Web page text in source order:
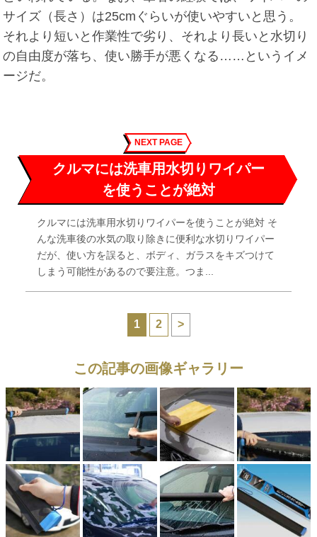
サイズ（長さ）は25cmぐらいが使いやすいと思う。
それより短いと作業性で劣り、それより長いと水切り
の自由度が落ち、使い勝手が悪くなる……というイメ
ージだ。
NEXT PAGE
クルマには洗車用水切りワイパー
を使うことが絶対
クルマには洗車用水切りワイパーを使うことが絶対 そ
んな洗車後の水気の取り除きに便利な水切りワイパー
だが、使い方を誤ると、ボディ、ガラスをキズつけて
しまう可能性があるので要注意。つま...
1 2 >
この記事の画像ギャラリー